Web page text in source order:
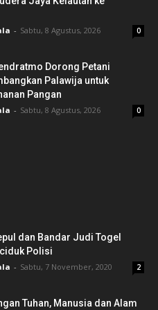
- Sabtu, 8 Agustus, 2026 0
Dorong Petani
Palawija untuk
Pangan
- Sabtu, 8 Agustus, 2026 0
dan Bandar Judi Togel
Polisi
- Sabtu, 7 November, 2020 2
Tuhan, Manusia dan Alam